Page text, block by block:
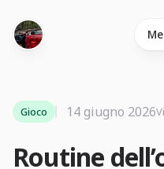
Routine
Gioco 14 giugno 2026